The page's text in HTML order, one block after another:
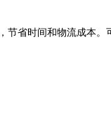
节省时间和物流成本。